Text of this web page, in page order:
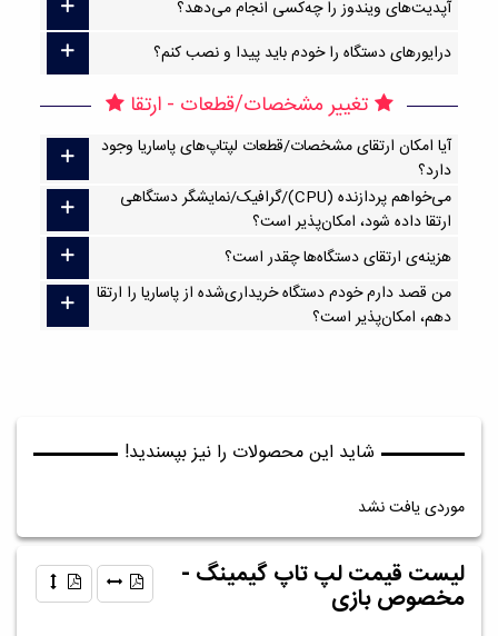
آپدیت‌های ویندوز را چه‌کسی انجام می‌دهد؟
درایورهای دستگاه را خودم باید پیدا و نصب کنم؟
تغییر مشخصات/قطعات - ارتقا
آیا امکان ارتقا‌ی مشخصات/قطعات لپتاپ‌های پاساریا وجود
دارد؟
می‌خواهم پردازنده (CPU)/گرافیک/نمایشگر دستگاهی
ارتقا داده شود، امکان‌پذیر است؟
هزینه‌ی ارتقای دستگاه‌ها چقدر است؟
من قصد دارم خودم دستگاه خریداری‌شده از پاساریا را ارتقا
دهم، امکان‌پذیر است؟
شاید این محصولات را نیز بپسندید!
موردی یافت نشد
لیست قیمت لپ تاپ گیمینگ -
مخصوص بازی